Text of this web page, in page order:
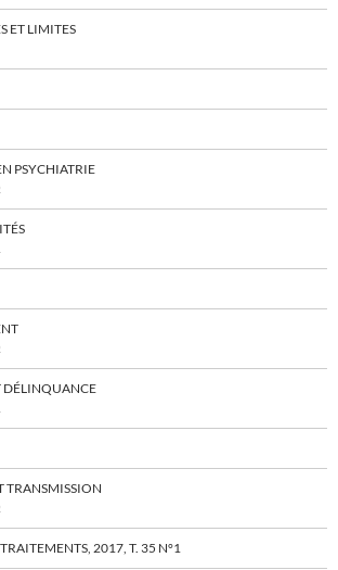
ET LIMITES
PSYCHIATRIE
DÉLINQUANCE
TRANSMISSION
2017, T. 35 N°1